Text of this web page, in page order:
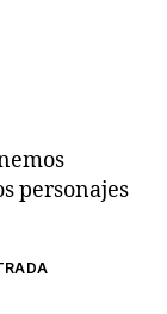
personajes